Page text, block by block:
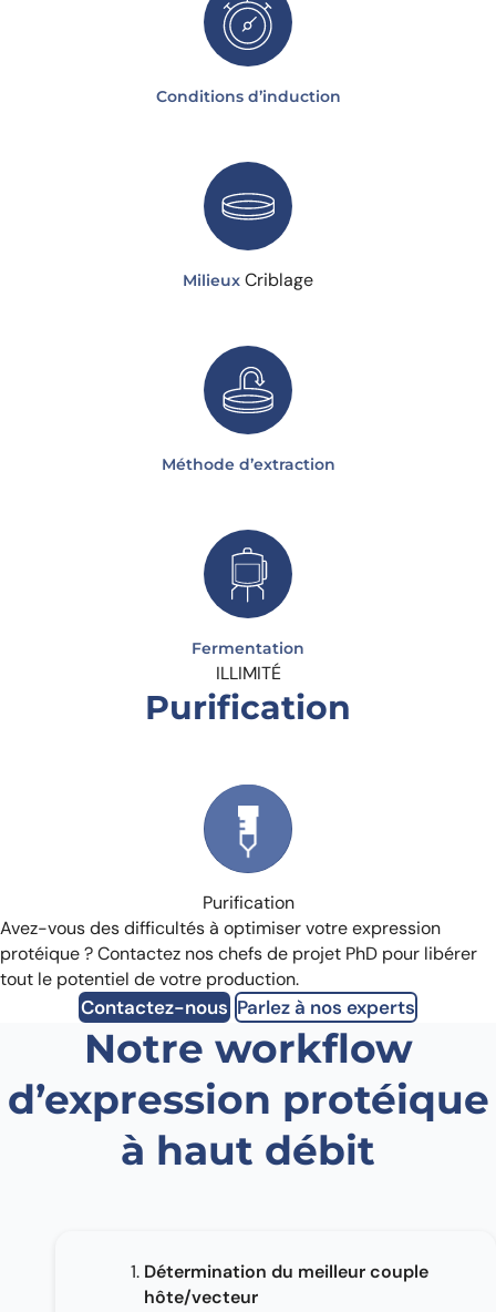
Conditions d’induction
Milieux Criblage
Méthode d’extraction
Fermentation
ILLIMITÉ
Purification
Purification
Avez-vous des difficultés à optimiser votre expression
protéique ? Contactez nos chefs de projet PhD pour libérer
tout le potentiel de votre production.
Contactez-nous Parlez à nos experts
Notre workflow
d’expression protéique
à haut débit
Détermination du meilleur couple
hôte/vecteur